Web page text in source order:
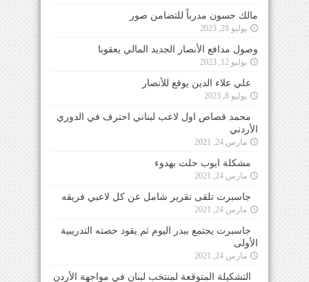
مالك حسون مدرباً للتضامن صور
يوليو 28, 2023
وصول مدافع الأنصار الجديد المالي يعقوبا
يوليو 12, 2023
علي علاء الدين يوقع للأنصار
يوليو 8, 2023
محمد قصاص اول لاعب لبناني احترف في الدوري
الأردني
مارس 24, 2021
مشكلة ايوب حلت بهدوء
مارس 24, 2021
جاسبرت تلقى تقرير شامل عن كل لاعبي فريقه
مارس 24, 2021
جاسبرت يجتمع ببدر اليوم ثم يقود حصته التدريبية
الأولى
مارس 24, 2021
التشكيلة المتوقعة لمنتخب لبنان في مواجهة الأردن